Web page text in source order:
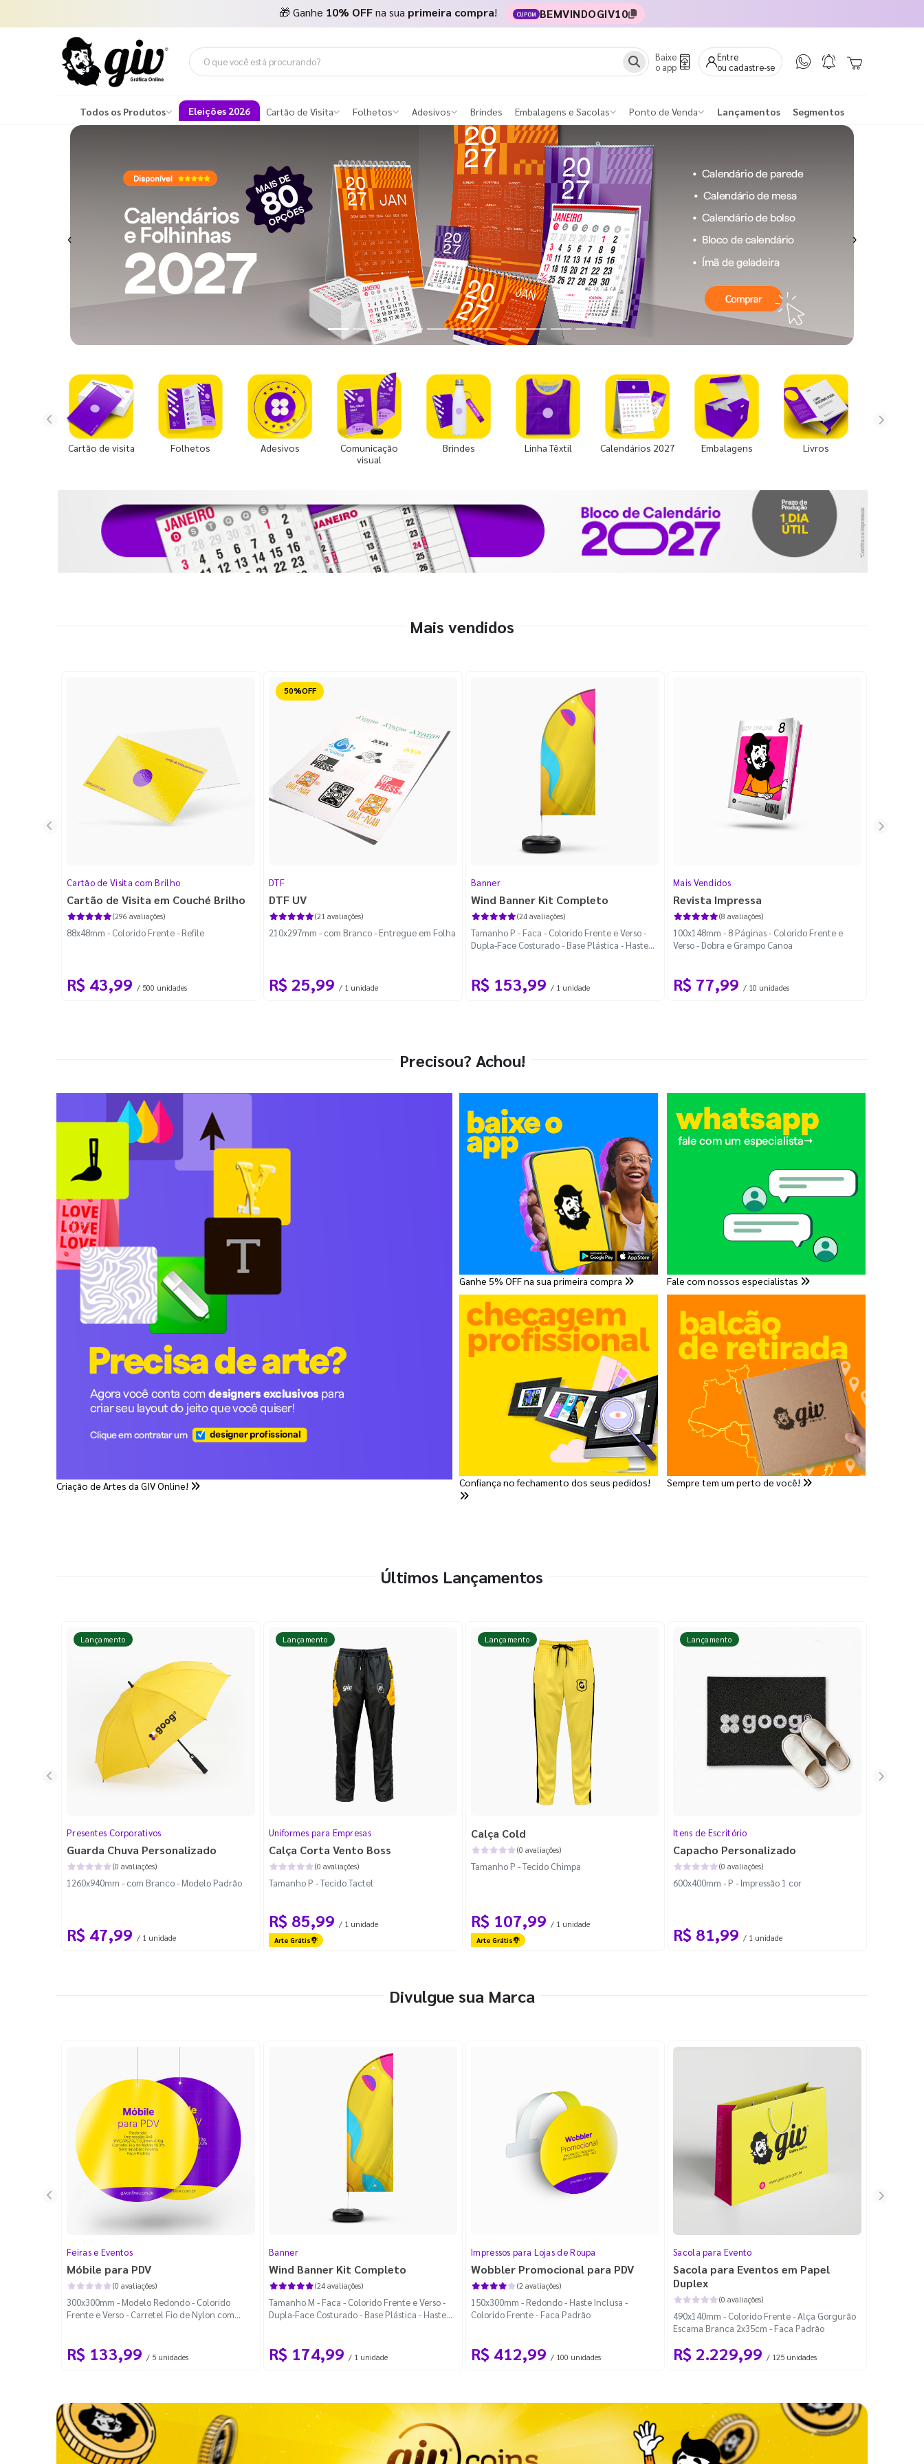
🎁 Ganhe 10% OFFna sua primeira compra! CUPOM BEMVINDOGIV10
Baixe
o app
Entre
ou cadastre-se
Todos os Produtos Eleições 2026 Cartão de Visita Folhetos Adesivos Brindes Embalagens e Sacolas Ponto de Venda Lançamentos Segmentos
Previous Next
Cartão de visita Folhetos Adesivos
Comunicação
visual
Brindes Linha Têxtil Calendários 2027 Embalagens Livros
Mais vendidos
Cartão de Visita com Brilho
Cartão de Visita em Couché Brilho
(296 avaliações)
88x48mm - Colorido Frente - Refile
R$ 43,99 / 500 unidades
Reduzido
DTF
DTF UV
(21 avaliações)
210x297mm - com Branco - Entregue em Folha
R$ 25,99 / 1 unidade
Banner
Wind Banner Kit Completo
(24 avaliações)
Tamanho P - Faca - Colorido Frente e Verso -
Dupla-Face Costurado - Base Plástica - Haste
R$ 153,99 / 1 unidade
Mais Vendidos
Revista Impressa
(8 avaliações)
100x148mm - 8 Páginas - Colorido Frente e
Verso - Dobra e Grampo Canoa
R$ 77,99 / 10 unidades
Precisou? Achou!
Criação de Artes da GIV Online!
Ganhe 5% OFF na sua primeira compra
Confiança no fechamento dos seus pedidos!
Fale com nossos especialistas
Sempre tem um perto de você!
Últimos Lançamentos
Lançamento
Presentes Corporativos
Guarda Chuva Personalizado
(0 avaliações)
1260x940mm - com Branco - Modelo Padrão
R$ 47,99 / 1 unidade
Lançamento
Uniformes para Empresas
Calça Corta Vento Boss
(0 avaliações)
Tamanho P - Tecido Tactel
R$ 85,99 / 1 unidade
Arte Grátis
Lançamento
Calça Cold
(0 avaliações)
Tamanho P - Tecido Chimpa
R$ 107,99 / 1 unidade
Arte Grátis
Lançamento
Itens de Escritório
Capacho Personalizado
(0 avaliações)
600x400mm - P - Impressão 1 cor
R$ 81,99 / 1 unidade
Divulgue sua Marca
Feiras e Eventos
Móbile para PDV
(0 avaliações)
300x300mm - Modelo Redondo - Colorido
Frente e Verso - Carretel Fio de Nylon com
R$ 133,99 / 5 unidades
Banner
Wind Banner Kit Completo
(24 avaliações)
Tamanho M - Faca - Colorido Frente e Verso -
Dupla-Face Costurado - Base Plástica - Haste
R$ 174,99 / 1 unidade
Impressos para Lojas de Roupa
Wobbler Promocional para PDV
(2 avaliações)
150x300mm - Redondo - Haste Inclusa -
Colorido Frente - Faca Padrão
R$ 412,99 / 100 unidades
Sacola para Evento
Sacola para Eventos em Papel
Duplex
(0 avaliações)
490x140mm - Colorido Frente - Alça Gorgurão
Escama Branca 2x35cm - Faca Padrão
R$ 2.229,99 / 125 unidades